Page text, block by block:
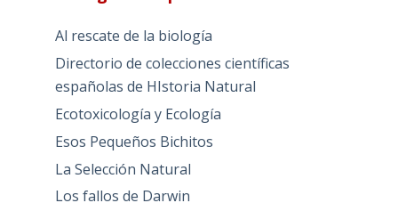
Al rescate de la biología
Directorio de colecciones científicas
españolas de HIstoria Natural
Ecotoxicología y Ecología
Esos Pequeños Bichitos
La Selección Natural
Los fallos de Darwin